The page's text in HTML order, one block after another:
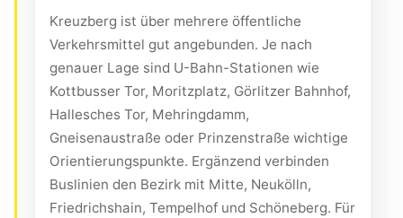
Kreuzberg ist über mehrere öffentliche
Verkehrsmittel gut angebunden. Je nach
genauer Lage sind U-Bahn-Stationen wie
Kottbusser Tor, Moritzplatz, Görlitzer Bahnhof,
Hallesches Tor, Mehringdamm,
Gneisenaustraße oder Prinzenstraße wichtige
Orientierungspunkte. Ergänzend verbinden
Buslinien den Bezirk mit Mitte, Neukölln,
Friedrichshain, Tempelhof und Schöneberg. Für